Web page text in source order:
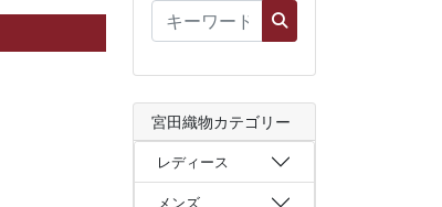
宮田織物カテゴリー
レディース
メンズ